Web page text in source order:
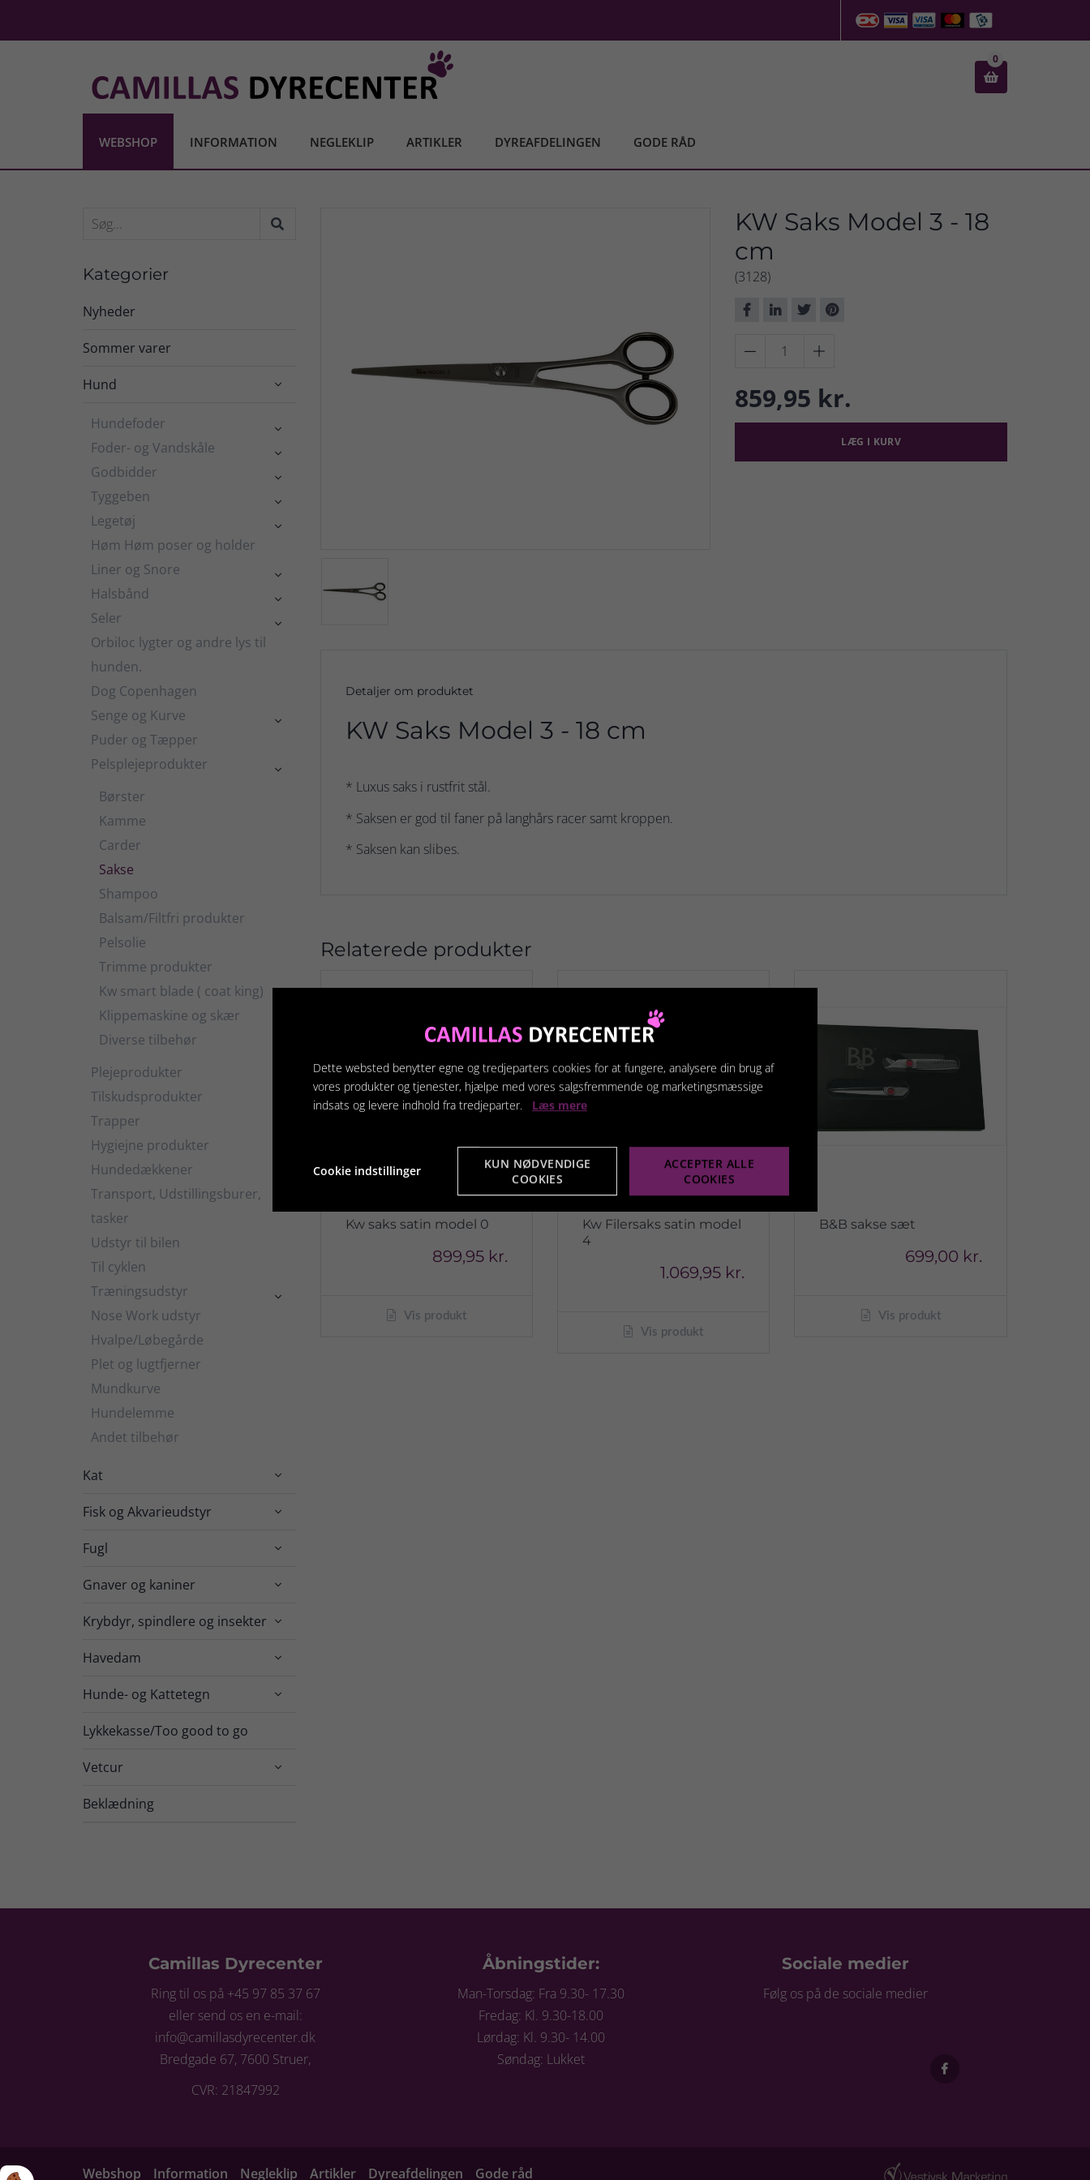

0
WEBSHOP INFORMATION NEGLEKLIP ARTIKLER DYREAFDELINGEN GODE RÅD
Kategorier
Nyheder
Sommer varer
Hund 
Hundefoder 
Foder- og Vandskåle 
Godbidder 
Tyggeben 
Legetøj 
Høm Høm poser og holder
Liner og Snore

Halsbånd 
Seler 
Orbiloc lygter og andre lys til
hunden.
Dog Copenhagen
Senge og Kurve

Puder og Tæpper
Pelsplejeprodukter

Børster
Kamme
Carder
Sakse
Shampoo
Balsam/Filtfri produkter
Pelsolie
Trimme produkter
Kw smart blade ( coat king)
Klippemaskine og skær
Diverse tilbehør
Plejeprodukter
Tilskudsprodukter
Trapper
Hygiejne produkter
Hundedækkener
Transport, Udstillingsburer,
tasker
Udstyr til bilen
Til cyklen
Træningsudstyr

Nose Work udstyr
Hvalpe/Løbegårde
Plet og lugtfjerner
Mundkurve
Hundelemme
Andet tilbehør
Kat 
Fisk og Akvarieudstyr 
Fugl 
Gnaver og kaniner 
Krybdyr, spindlere og insekter 
Havedam 
Hunde- og Kattetegn 
Lykkekasse/Too good to go
Vetcur 
Beklædning
KW Saks Model 3 - 18
cm
(3128)
 
859,95 kr.
LÆG I KURV
Detaljer om produktet
KW Saks Model 3 - 18 cm
* Luxus saks i rustfrit stål.
* Saksen er god til faner på langhårs racer samt kroppen.
* Saksen kan slibes.
Relaterede produkter
Kw saks satin model 0
899,95 kr.
Vis produkt
Kw Filersaks satin model
4
1.069,95 kr.
Vis produkt
B&B sakse sæt
699,00 kr.
Vis produkt
Camillas Dyrecenter
Ring til os på +45 97 85 37 67
eller send os en e-mail:
info@camillasdyrecenter.dk
Bredgade 67, 7600 Struer,
CVR: 21847992
Åbningstider:
Man-Torsdag: Fra 9.30- 17.30
Fredag: Kl. 9.30-18.00
Lørdag: Kl. 9.30- 14.00
Søndag: Lukket
Sociale medier
Følg os på de sociale medier
Webshop Information Negleklip Artikler Dyreafdelingen Gode råd
Dette websted benytter egne og tredjeparters cookies for at fungere, analysere din brug af
vores produkter og tjenester, hjælpe med vores salgsfremmende og marketingsmæssige
indsats og levere indhold fra tredjeparter. Læs mere
Cookie indstillinger
KUN NØDVENDIGE
COOKIES
ACCEPTER ALLE
COOKIES